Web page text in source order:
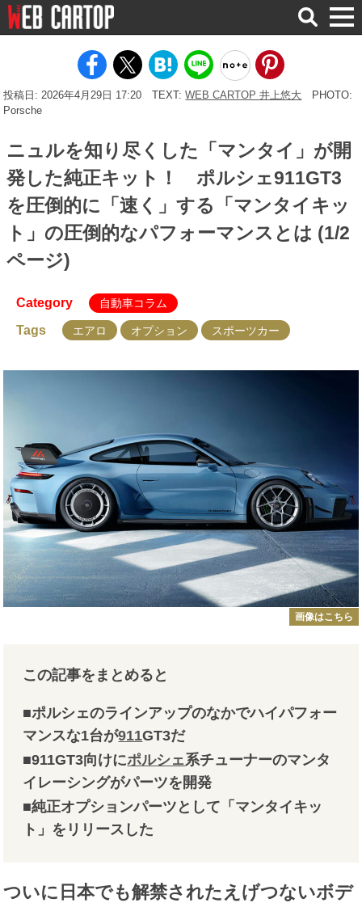
検
索
投稿日: 2026年4月29日 17:20 TEXT:WEB CARTOP 井上悠大
PHOTO:
Porsche
ニュルを知り尽くした「マンタイ」が開
発した純正キット！ ポルシェ911GT3
を圧倒的に「速く」する「マンタイキッ
ト」の圧倒的なパフォーマンスとは (1/2
ページ)
Category 自動車コラム
Tags エアロ オプション スポーツカー
画像はこちら
この記事をまとめると
■ポルシェのラインアップのなかでハイパフォー
マンスな1台が911GT3だ
■911GT3向けにポルシェ系チューナーのマンタ
イレーシングがパーツを開発
■純正オプションパーツとして「マンタイキッ
ト」をリリースした
ついに日本でも解禁されたえげつないボデ